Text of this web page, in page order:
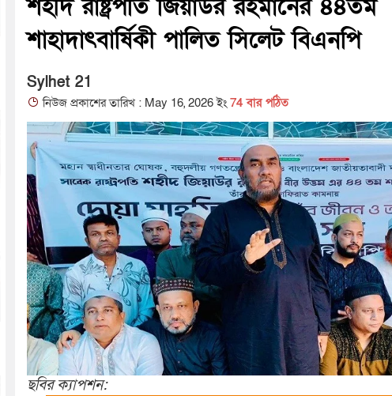
শহীদ রাষ্ট্রপতি জিয়াউর রহমানের ৪৪তম
শাহাদাৎবার্ষিকী পালিত সিলেট বিএনপি
Sylhet 21
নিউজ প্রকাশের তারিখ : May 16, 2026 ইং 74 বার পঠিত
ছবির ক্যাপশন: